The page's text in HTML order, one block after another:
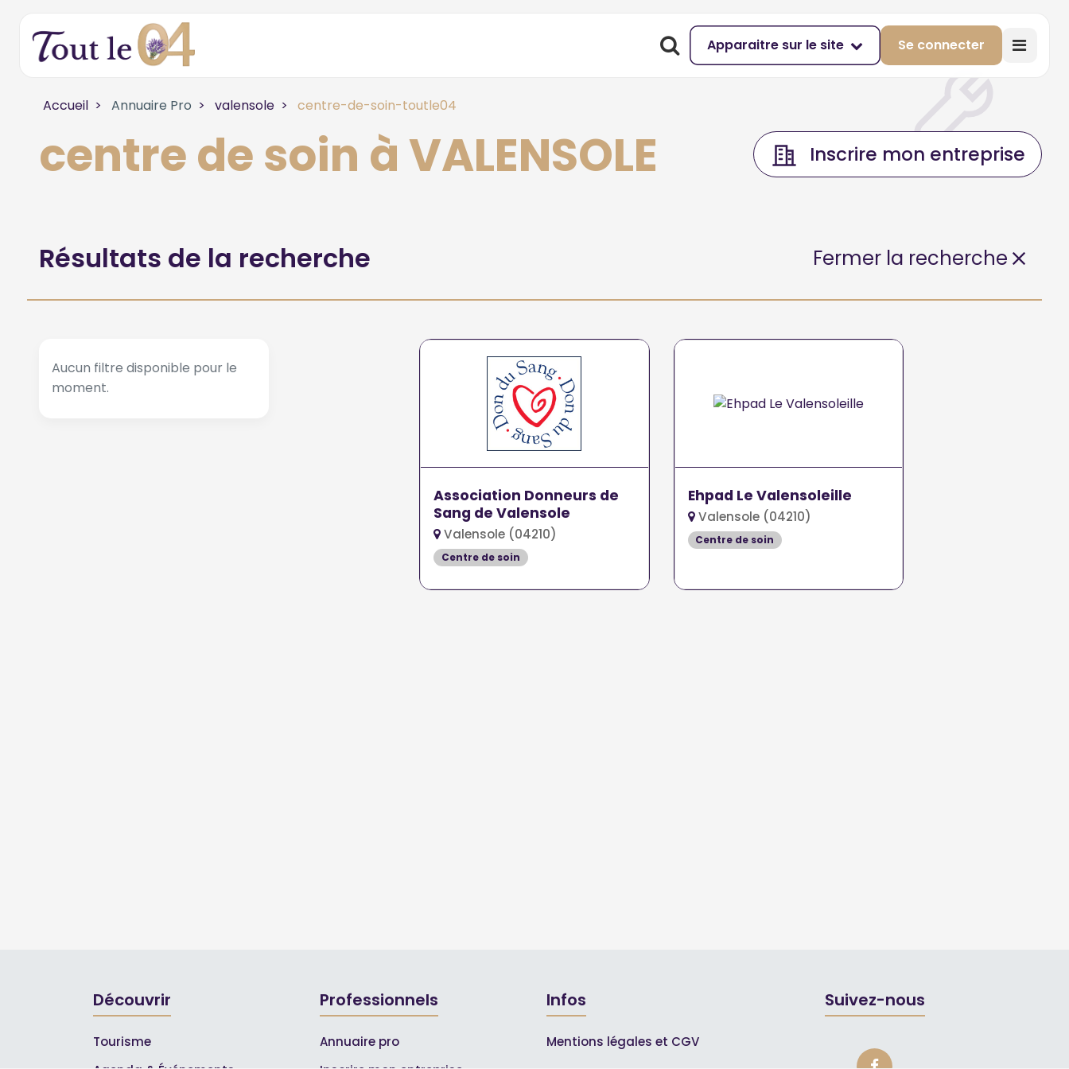
Apparaitre sur le site Se connecter
Accueil Annuaire Pro valensole centre-de-soin-toutle04
centre de soin à VALENSOLE Inscrire mon entreprise
Résultats de la recherche Fermer la recherche
Aucun filtre disponible pour le
moment.
Association Donneurs de
Sang de Valensole
Valensole (04210)
Centre de soin
Ehpad Le Valensoleille
Valensole (04210)
Centre de soin
Découvrir
Tourisme
Professionnels
Annuaire pro
Infos
Mentions légales et CGV
Suivez-nous